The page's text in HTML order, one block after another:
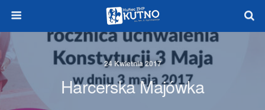
24 Kwietnia 2017
Harcerska Majówka